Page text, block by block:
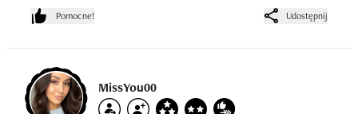
minimalny.
Podsumowując: przy wrażliwej, odwodnionej skórze
sprawdza się jako delikatny, regularny zabieg. Jeśli ktoś
liczy na mocne oczyszczenie jak po kosmetyczce, może
czuć niedosyt
Pomocne! Udostępnij
MissYou00